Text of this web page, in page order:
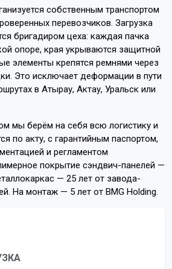
собственным транспортом
перевозчиков. Загрузка
бригадиром цеха: каждая пачка
опоре, края укрываются защитной
элементы крепятся ремнями через
Это исключает деформации в пути
в Атырау, Актау, Уральск или
мы берём на себя всю логистику и
по акту, с гарантийным паспортом,
и регламентом
покрытие сэндвич-панелей —
— 25 лет от завода-
На монтаж — 5 лет от BMG Holding.